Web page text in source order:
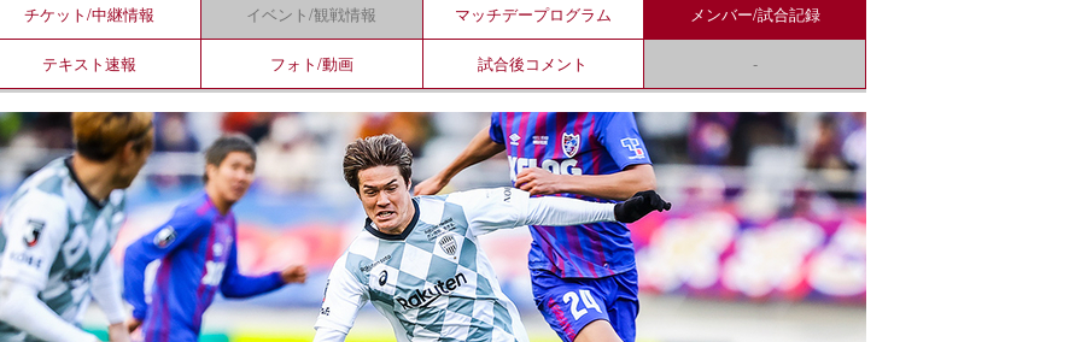
チケット/中継情報 イベント/観戦情報 マッチデープログラム メンバー/試合記録
テキスト速報 フォト/動画 試合後コメント -